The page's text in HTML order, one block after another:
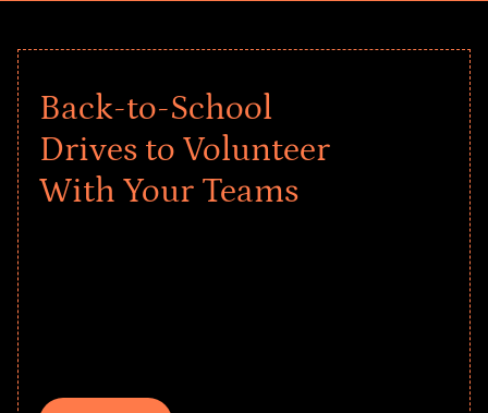
Back-to-School
Drives to Volunteer
With Your Teams